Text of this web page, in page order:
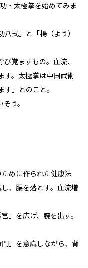
・太極拳を始めてみま
式」と「楊（よう）
び覚ますもの。血流、
す。太極拳は中国武術
」とのこと。
う。
めに作られた健康法
、腰を落とす。血流増
」を広げ、腕を出す。
」を意識しながら、背